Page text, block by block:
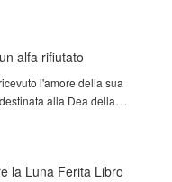
che ha scritto per più
ha ottenuto l'autorizzazione
e non rappresenta la
alfa rifiutato
l'amore della sua
alla Dea della
sorella, gli bastasse,
la Luna Ferita Libro